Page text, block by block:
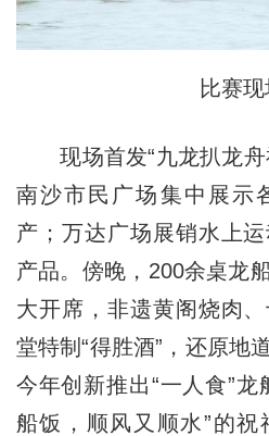
比赛现
现场首发“九龙扒龙舟
南沙市民广场集中展示
产；万达广场展销水上
产品。傍晚，200余桌龙
大开席，非遗黄阁烧肉
堂特制“得胜酒”，还原地
今年创新推出“一人食”龙
船饭，顺风又顺水”的祝